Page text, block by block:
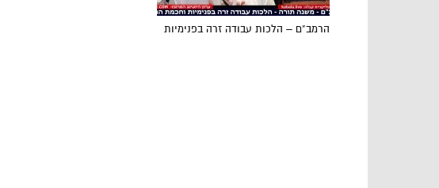
הרמב”ם – הלכות עבודה זרה בפנימיות